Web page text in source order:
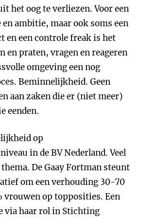
het oog te verliezen. Voor een
ambitie, maar ook soms een
en een controle freak is het
en praten, vragen en reageren
omgeving een nog
Beminnelijkheid. Geen
aan zaken die er (niet meer)
eenden.
op
in de BV Nederland. Veel
De Gaay Fortman steunt
om een verhouding 30-70
vrouwen op topposities. Een
via haar rol in Stichting